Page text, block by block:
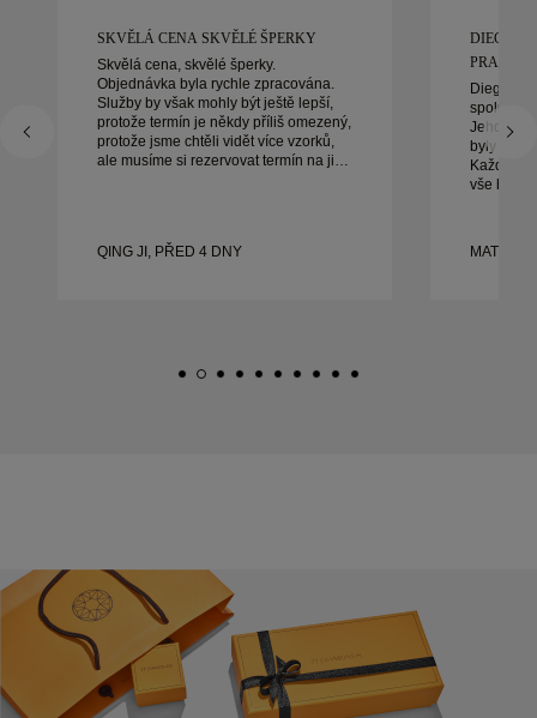
SKVĚLÁ CENA SKVĚLÉ ŠPERKY
Skvělá cena, skvělé šperky.
Objednávka byla rychle zpracována.
Služby by však mohly být ještě lepší,
protože termín je někdy příliš omezený,
protože jsme chtěli vidět více vzorků,
ale musíme si rezervovat termín na jiný
QING JI, PŘED 4 DNY
DIEGO
Diego byl
Jeho
byly
Každý
vše bylo
prsteny.